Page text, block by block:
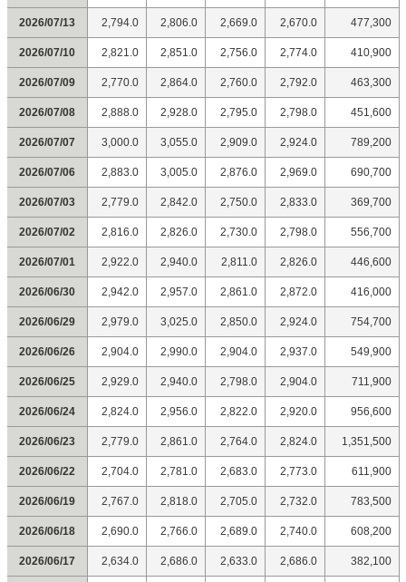
2026/07/13 2,794.0 2,806.0 2,669.0 2,670.0 477,300
2026/07/10 2,821.0 2,851.0 2,756.0 2,774.0 410,900
2026/07/09 2,770.0 2,864.0 2,760.0 2,792.0 463,300
2026/07/08 2,888.0 2,928.0 2,795.0 2,798.0 451,600
2026/07/07 3,000.0 3,055.0 2,909.0 2,924.0 789,200
2026/07/06 2,883.0 3,005.0 2,876.0 2,969.0 690,700
2026/07/03 2,779.0 2,842.0 2,750.0 2,833.0 369,700
2026/07/02 2,816.0 2,826.0 2,730.0 2,798.0 556,700
2026/07/01 2,922.0 2,940.0 2,811.0 2,826.0 446,600
2026/06/30 2,942.0 2,957.0 2,861.0 2,872.0 416,000
2026/06/29 2,979.0 3,025.0 2,850.0 2,924.0 754,700
2026/06/26 2,904.0 2,990.0 2,904.0 2,937.0 549,900
2026/06/25 2,929.0 2,940.0 2,798.0 2,904.0 711,900
2026/06/24 2,824.0 2,956.0 2,822.0 2,920.0 956,600
2026/06/23 2,779.0 2,861.0 2,764.0 2,824.0 1,351,500
2026/06/22 2,704.0 2,781.0 2,683.0 2,773.0 611,900
2026/06/19 2,767.0 2,818.0 2,705.0 2,732.0 783,500
2026/06/18 2,690.0 2,766.0 2,689.0 2,740.0 608,200
2026/06/17 2,634.0 2,686.0 2,633.0 2,686.0 382,100